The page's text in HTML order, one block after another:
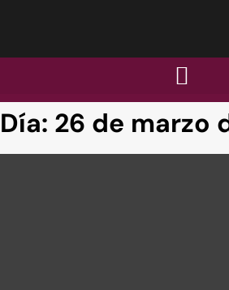
Día: 26 de marzo